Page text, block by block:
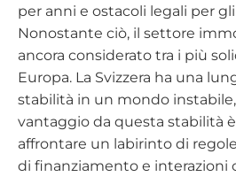
per anni e ostacoli legali per
Nonostante ciò, il settore
ancora considerato tra i più
Europa. La Svizzera ha una
stabilità in un mondo
vantaggio da questa stabilità
affrontare un labirinto di
di finanziamento e interazioni